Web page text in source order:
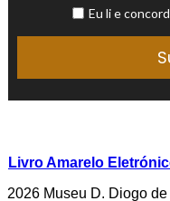
Livro Amarelo
2026 Museu D. Diogo